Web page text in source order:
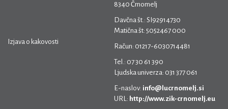
Izjava o kakovosti
8340 Črnomelj
Davčna št.: SI92914730
Matična št: 5052467 000
Račun: 01217-6030714481
Tel.: 07 30 61 390
Ljudska univerza: 031 377 061
E-naslov: info@lucrnomelj.si
URL: http://www.zik-crnomelj.eu